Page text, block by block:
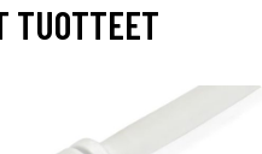
TUOTTEET